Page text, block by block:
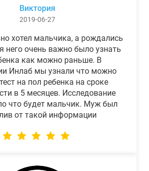
Виктория
2019-06-27
хотел мальчика, а рождались
него очень важно было узнать
как можно раньше. В
Инлаб мы узнали что можно
на пол ребенка на сроке
в 5 месяцев. Исследование
что будет мальчик. Муж был
от такой информации